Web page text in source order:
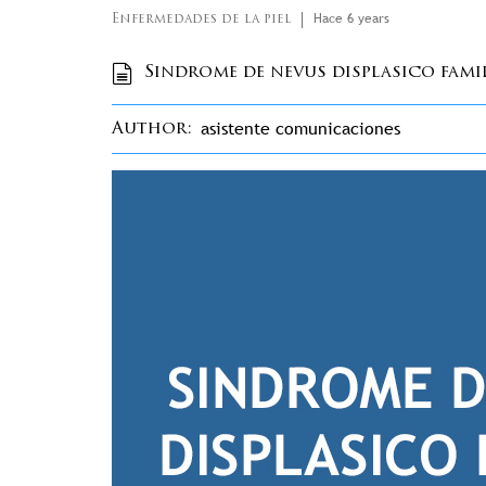
Enfermedades de la piel Hace 6 years
Sindrome de nevus displasico
Author asistente comunicaciones